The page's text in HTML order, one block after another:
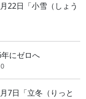
22日「小雪（しょう
にゼロへ
7日「立冬（りっと